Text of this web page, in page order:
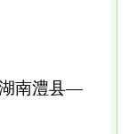
南澧县—